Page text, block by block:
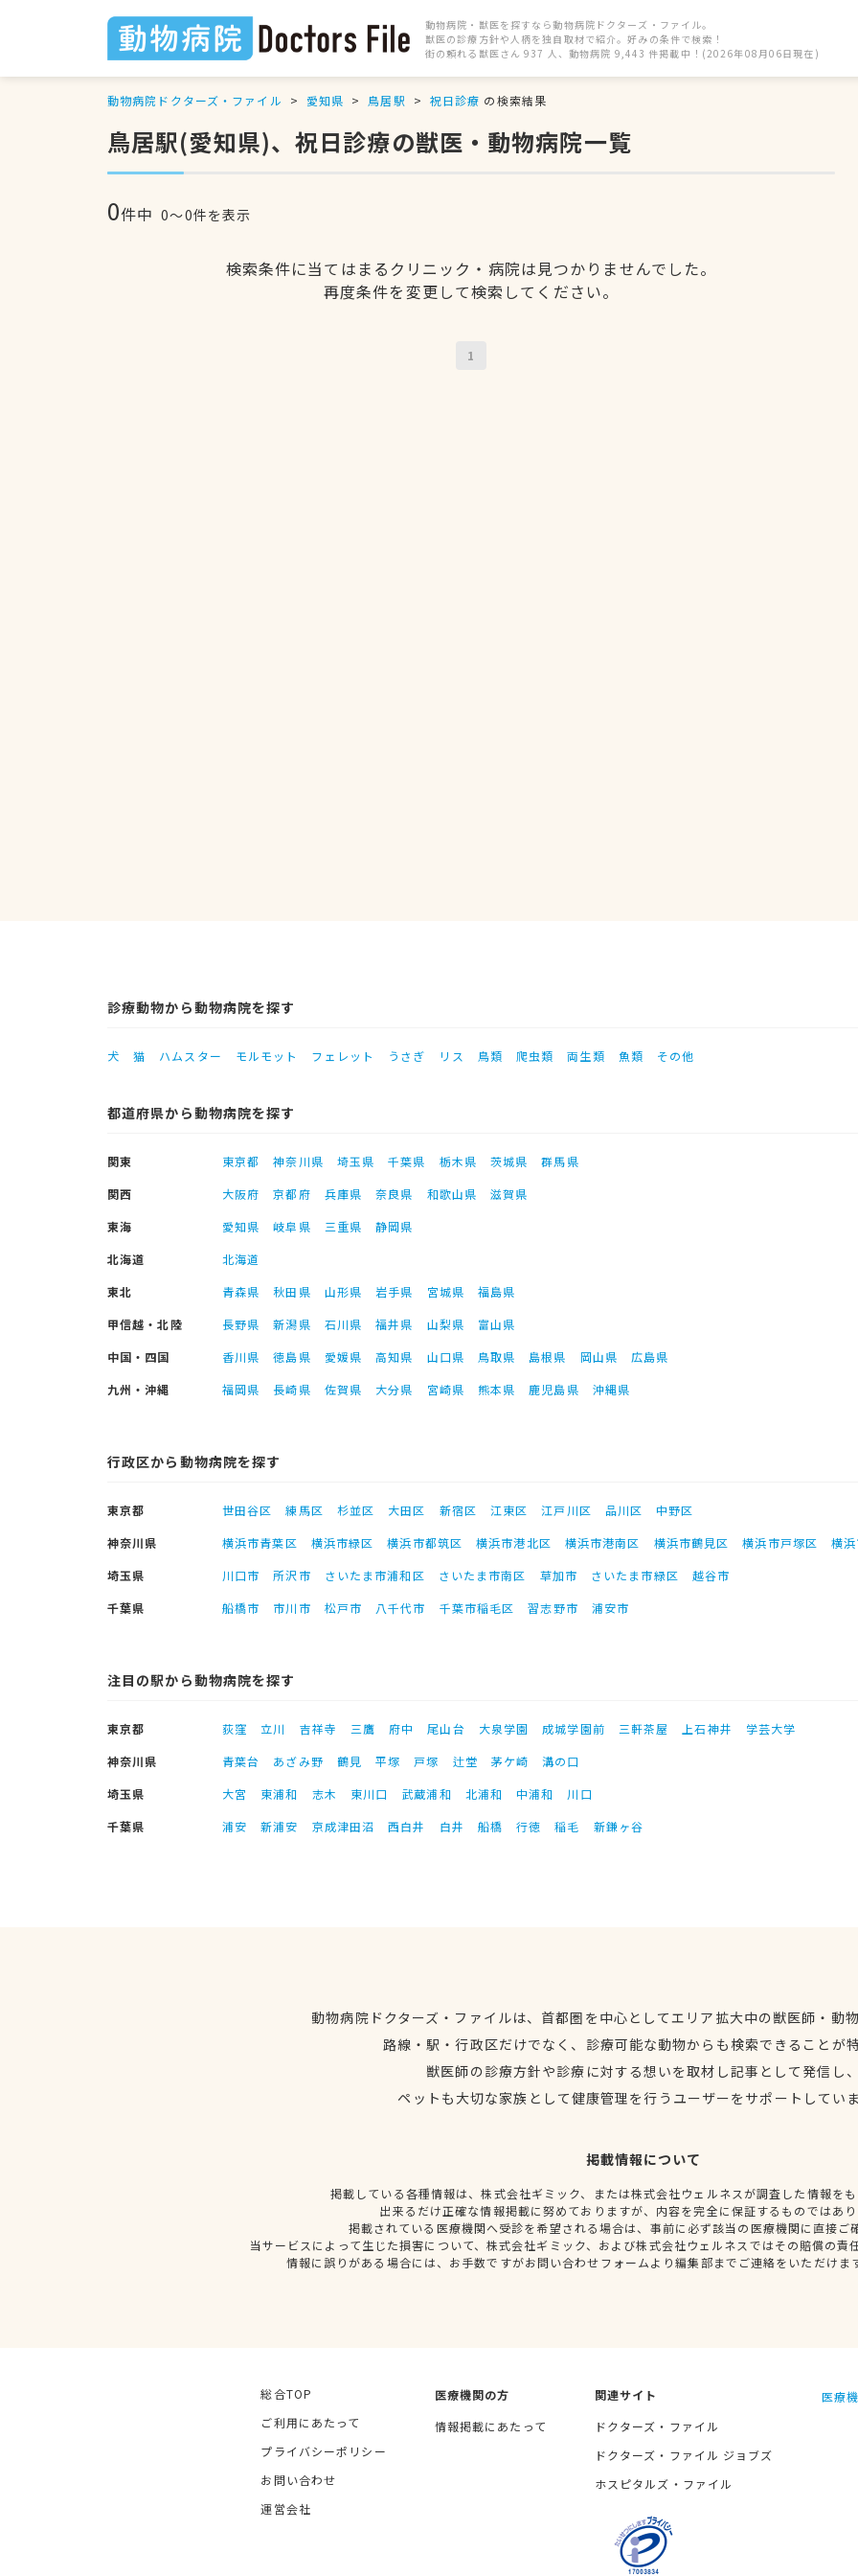
動物病院・獣医を探すなら動物病院ドクターズ・ファイル。
獣医の診療方針や人柄を独自取材で紹介。好みの条件で検索！
街の頼れる獣医さん 937 人、動物病院 9,443 件掲載中！(2026年08月06日現在)
動物病院ドクターズ・ファイル 愛知県 鳥居駅 祝日診療 の検索結果
鳥居駅(愛知県)、祝日診療の獣医・動物病院一覧
0件中 0〜0件を表示
検索条件に当てはまるクリニック・病院は見つかりませんでした。
再度条件を変更して検索してください。
1
診療動物から動物病院を探す
犬 猫 ハムスター モルモット フェレット うさぎ リス 鳥類 爬虫類 両生類 魚類 その他
都道府県から動物病院を探す
関東 東京都 神奈川県 埼玉県 千葉県 栃木県 茨城県
群馬県
関西
大阪府 京都府 兵庫県 奈良県 和歌山県
滋賀県
東海
愛知県 岐阜県 三重県
静岡県
北海道
北海道
東北
青森県 秋田県 山形県 岩手県 宮城県
福島県
甲信越・北陸
長野県 新潟県 石川県 福井県 山梨県
富山県
中国・四国
香川県 徳島県 愛媛県 高知県 山口県 鳥取県 島根県 岡山県
広島県
九州・沖縄
福岡県 長崎県 佐賀県 大分県 宮崎県 熊本県 鹿児島県 沖縄県
行政区から動物病院を探す
東京都 世田谷区 練馬区 杉並区 大田区 新宿区 江東区 江戸川区 品川区
中野区
神奈川県
横浜市青葉区 横浜市緑区 横浜市都筑区 横浜市港北区 横浜市港南区 横浜市鶴見区 横浜市戸塚区
横
埼玉県
川口市 所沢市 さいたま市浦和区 さいたま市南区 草加市 さいたま市緑区
越谷市
千葉県
船橋市 市川市 松戸市 八千代市 千葉市稲毛区 習志野市 浦安市
注目の駅から動物病院を探す
東京都 荻窪 立川 吉祥寺 三鷹 府中 尾山台 大泉学園 成城学園前 三軒茶屋 上石神井
学芸大学
神奈川県
青葉台 あざみ野 鶴見 平塚 戸塚 辻堂 茅ケ崎
溝の口
埼玉県
大宮 東浦和 志木 東川口 武蔵浦和 北浦和 中浦和
川口
千葉県
浦安 新浦安 京成津田沼 西白井 白井 船橋 行徳 稲毛 新鎌ヶ谷
動物病院ドクターズ・ファイルは、首都圏を中心としてエリア拡大中の獣医師・動
路線・駅・行政区だけでなく、診療可能な動物からも検索できることが
獣医師の診療方針や診療に対する想いを取材し記事として発信し
ペットも大切な家族として健康管理を行うユーザーをサポートしてい
掲載情報について
掲載している各種情報は、株式会社ギミック、または株式会社ウェルネスが調査した情報を
出来るだけ正確な情報掲載に努めておりますが、内容を完全に保証するものではあ
掲載されている医療機関へ受診を希望される場合は、事前に必ず該当の医療機関に直接ご
当サービスによって生じた損害について、株式会社ギミック、および株式会社ウェルネスではその賠償の責
情報に誤りがある場合には、お手数ですがお問い合わせフォームより編集部までご連絡をいただけま
総合TOP
ご利用にあたって
プライバシーポリシー
お問い合わせ
運営会社
医療機関の方
情報掲載にあたって
関連サイト
ドクターズ・ファイル
ドクターズ・ファイル ジョブズ
ホスピタルズ・ファイル
医療